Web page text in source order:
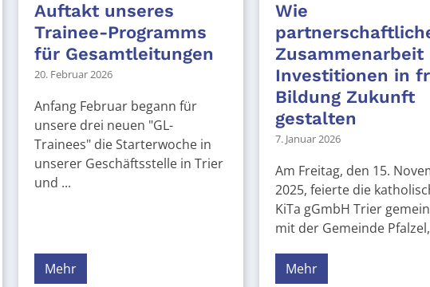
Auftakt unseres
Trainee-Programms
für Gesamtleitungen
20. Februar 2026
Anfang Februar begann für
unsere drei neuen "GL-
Trainees" die Starterwoche in
unserer Geschäftsstelle in Trier
und ...
Mehr
Wie
Zusammenarbeit
Investitionen in
Bildung Zukunft
gestalten
7. Januar 2026
Am Freitag, den 15.
2025, feierte die
KiTa gGmbH Trier
mit der Gemeinde
Mehr